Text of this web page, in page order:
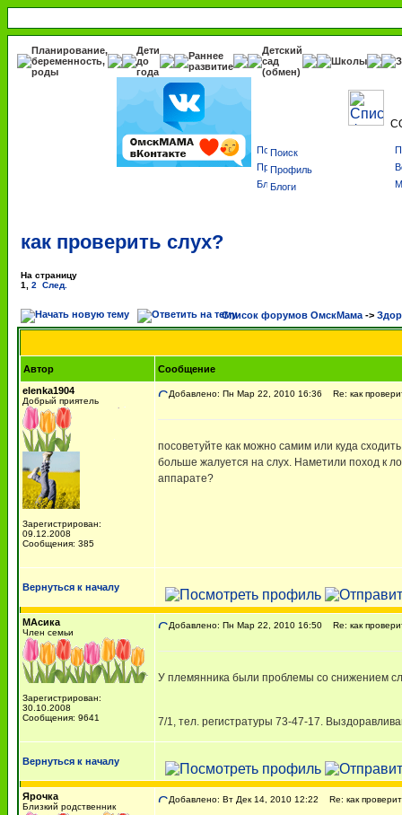
Планирование,
беременность,
роды
Дети
до
года
Раннее
развитие
Детский
сад
(обмен)
Школы
Поиск
Профиль
Блоги
как проверить слух?
На страницу
1
2 След.
Список форумов ОмскМама ->
Автор
Сообщение
elenka1904
Добрый приятель
Зарегистрирован:
09.12.2008
Сообщения: 385
Добавлено: Пн Мар 22, 2010 16:36 Re: как
посоветуйте как можно самим или куда
больше жалуется на слух. Наметили поход к
аппарате?
Вернуться к началу
МАсика
Член семьи
Зарегистрирован:
30.10.2008
Сообщения: 9641
Добавлено: Пн Мар 22, 2010 16:50 Re: как
У племянника были проблемы со снижением
7/1, тел. регистратуры 73-47-17.
Вернуться к началу
Ярочка
Близкий родственник
Добавлено: Вт Дек 14, 2010 12:22 Re: как